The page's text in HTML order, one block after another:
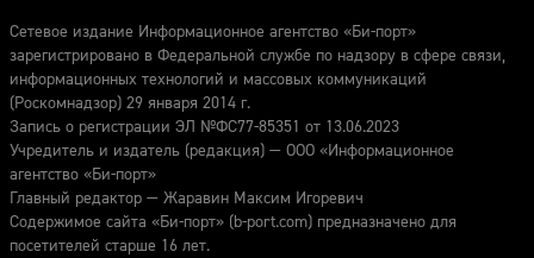
Сетевое издание Информационное агентство «Би-порт»
зарегистрировано в Федеральной службе по надзору в сфере связи,
информационных технологий и массовых коммуникаций
(Роскомнадзор) 29 января 2014 г.
Запись о регистрации ЭЛ №ФС77-85351 от 13.06.2023
Учредитель и издатель (редакция) — ООО «Информационное
агентство «Би-порт»
Главный редактор — Жаравин Максим Игоревич
Содержимое сайта «Би-порт» (b-port.com) предназначено для
посетителей старше 16 лет.